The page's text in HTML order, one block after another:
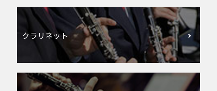
クラリネット